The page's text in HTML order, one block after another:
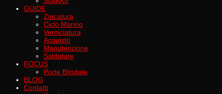
GUIDE
Zincatura
Ciclo Marino
Verniciatura
Acquisto
Manutenzione
Saldature
FOCUS
Porte Blindate
BLOG
Contatti